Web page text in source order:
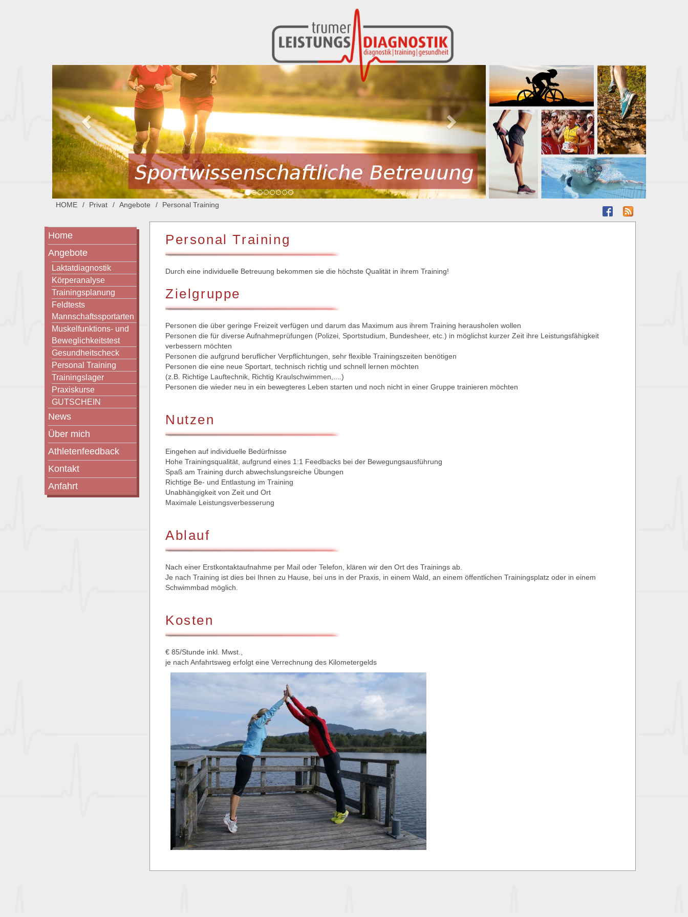
HOME Privat Angebote Personal Training
Home
Angebote
Laktatdiagnostik
Körperanalyse
Trainingsplanung
Feldtests
Mannschaftssportarten
Muskelfunktions- und
Beweglichkeitstest
Gesundheitscheck
Personal Training
Trainingslager
Praxiskurse
GUTSCHEIN
News
Über mich
Athletenfeedback
Kontakt
Anfahrt
Personal Training
Durch eine individuelle Betreuung bekommen sie die höchste Qualität in ihrem Training!
Zielgruppe
Personen die über geringe Freizeit verfügen und darum das Maximum aus ihrem Training herausholen wollen
Personen die für diverse Aufnahmeprüfungen (Polizei, Sportstudium, Bundesheer, etc.) in möglichst kurzer Zeit ihre Leistungsfähigkeit
verbessern möchten
Personen die aufgrund beruflicher Verpflichtungen, sehr flexible Trainingszeiten benötigen
Personen die eine neue Sportart, technisch richtig und schnell lernen möchten
(z.B. Richtige Lauftechnik, Richtig Kraulschwimmen,....)
Personen die wieder neu in ein bewegteres Leben starten und noch nicht in einer Gruppe trainieren möchten
Nutzen
Eingehen auf individuelle Bedürfnisse
Hohe Trainingsqualität, aufgrund eines 1:1 Feedbacks bei der Bewegungsausführung
Spaß am Training durch abwechslungsreiche Übungen
Richtige Be- und Entlastung im Training
Unabhängigkeit von Zeit und Ort
Maximale Leistungsverbesserung
Ablauf
Nach einer Erstkontaktaufnahme per Mail oder Telefon, klären wir den Ort des Trainings ab.
Je nach Training ist dies bei Ihnen zu Hause, bei uns in der Praxis, in einem Wald, an einem öffentlichen Trainingsplatz oder in einem
Schwimmbad möglich.
Kosten
€ 85/Stunde inkl. Mwst.,
je nach Anfahrtsweg erfolgt eine Verrechnung des Kilometergelds